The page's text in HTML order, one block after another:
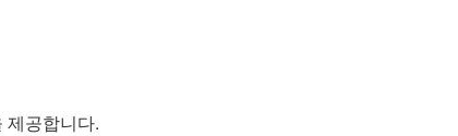
제공합니다.